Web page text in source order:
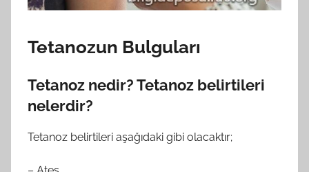
Tetanozun Bulguları
Tetanoz nedir? Tetanoz belirtileri
nelerdir?
Tetanoz belirtileri aşağıdaki gibi olacaktır;